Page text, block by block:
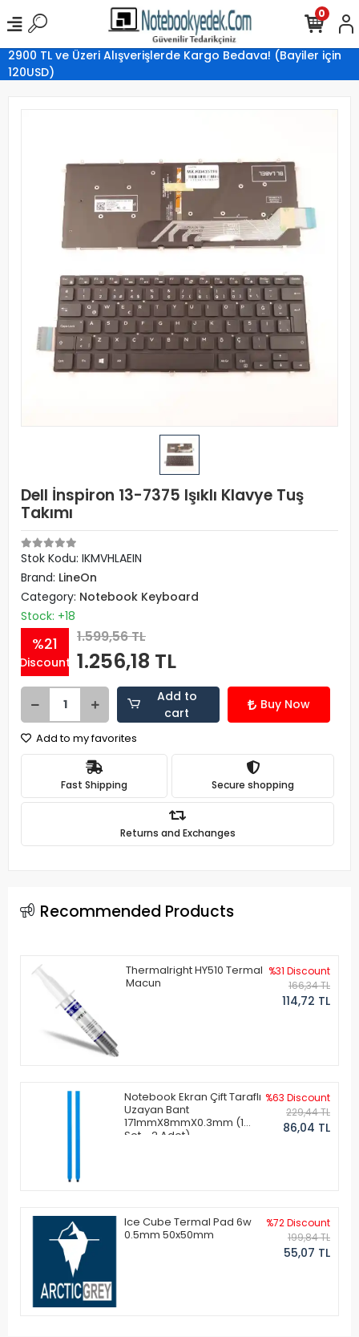
2900 TL ve Üzeri Alışverişlerde Kargo Bedava! (Bayiler için
120USD)
0
Dell İnspiron 13-7375 Işıklı Klavye Tuş
Takımı
Stok Kodu: IKMVHLAEIN
Brand: LineOn
Category: Notebook Keyboard
Stock: +18
%21
Discount
1.599,56 TL
1.256,18 TL
Add to
cart
Buy Now
Add to my favorites
Fast Shipping Secure shopping
Returns and Exchanges
Recommended Products
Thermalright HY510 Termal
Macun
%31 Discount
166,34 TL
114,72 TL
Notebook Ekran Çift Taraflı
Uzayan Bant
171mmX8mmX0.3mm (1
Set - 2 Adet)
%63 Discount
229,44 TL
86,04 TL
Ice Cube Termal Pad 6w
0.5mm 50x50mm
%72 Discount
199,84 TL
55,07 TL